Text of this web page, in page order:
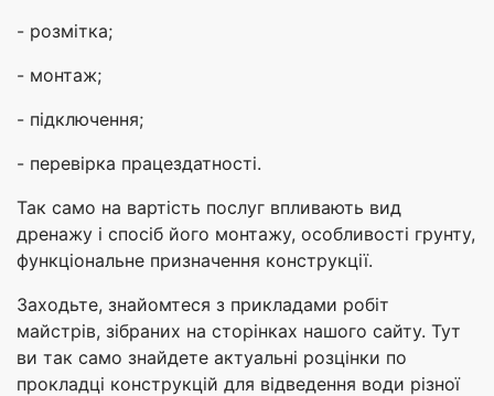
- розмітка;
- монтаж;
- підключення;
- перевірка працездатності.
Так само на вартість послуг впливають вид
дренажу і спосіб його монтажу, особливості грунту,
функціональне призначення конструкції.
Заходьте, знайомтеся з прикладами робіт
майстрів, зібраних на сторінках нашого сайту. Тут
ви так само знайдете актуальні розцінки по
прокладці конструкцій для відведення води різної